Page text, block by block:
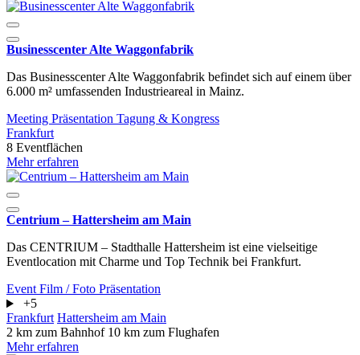
Businesscenter Alte Waggonfabrik
Das Businesscenter Alte Waggonfabrik befindet sich auf einem über
6.000 m² umfassenden Industrieareal in Mainz.
Meeting Präsentation Tagung & Kongress
Frankfurt
8 Eventflächen
Mehr erfahren
Centrium – Hattersheim am Main
Das CENTRIUM – Stadthalle Hattersheim ist eine vielseitige
Eventlocation mit Charme und Top Technik bei Frankfurt.
Event Film / Foto Präsentation
+5
Frankfurt Hattersheim am Main
2 km zum Bahnhof 10 km zum Flughafen
Mehr erfahren